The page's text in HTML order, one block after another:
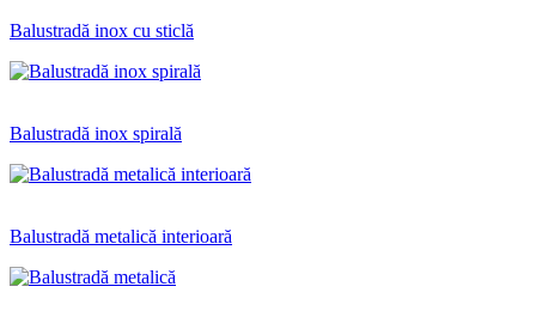
Balustradă inox cu sticlă
Balustradă inox spirală
Balustradă metalică interioară